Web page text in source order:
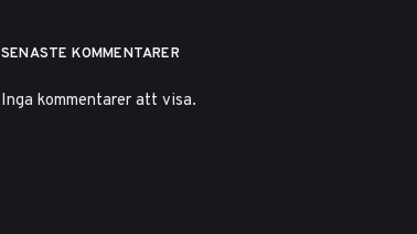
SENASTE KOMMENTARER
Inga kommentarer att visa.